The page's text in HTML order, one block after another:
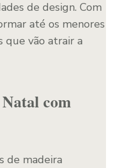
de design. Com
até os menores
que vão atrair a
com
de madeira